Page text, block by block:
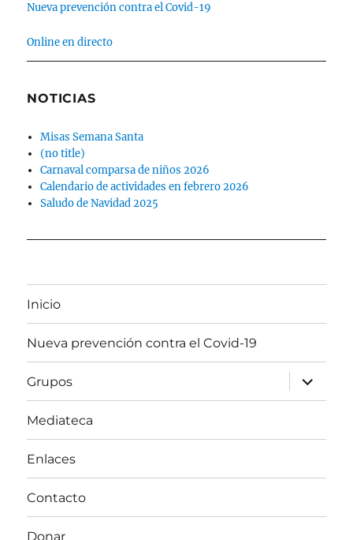
Nueva prevención contra el Covid-19
Online en directo
NOTICIAS
Misas Semana Santa
(no title)
Carnaval comparsa de niños 2026
Calendario de actividades en febrero 2026
Saludo de Navidad 2025
Inicio
Nueva prevención contra el Covid-19
Grupos
expande
el
menú
Mediateca
Enlaces
Contacto
Donar